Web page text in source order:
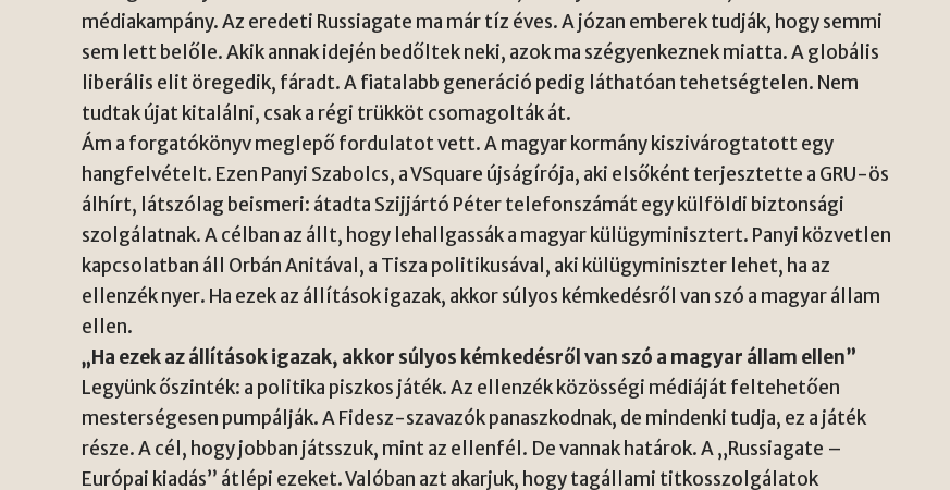
médiakampány. Az eredeti Russiagate ma már tíz éves. A józan emberek tudják, hogy semmi
sem lett belőle. Akik annak idején bedőltek neki, azok ma szégyenkeznek miatta. A globális
liberális elit öregedik, fáradt. A fiatalabb generáció pedig láthatóan tehetségtelen. Nem
tudtak újat kitalálni, csak a régi trükköt csomagolták át.
Ám a forgatókönyv meglepő fordulatot vett. A magyar kormány kiszivárogtatott egy
hangfelvételt. Ezen Panyi Szabolcs, a VSquare újságírója, aki elsőként terjesztette a GRU-ös
álhírt, látszólag beismeri: átadta Szijjártó Péter telefonszámát egy külföldi biztonsági
szolgálatnak. A célban az állt, hogy lehallgassák a magyar külügyminisztert. Panyi közvetlen
kapcsolatban áll Orbán Anitával, a Tisza politikusával, aki külügyminiszter lehet, ha az
ellenzék nyer. Ha ezek az állítások igazak, akkor súlyos kémkedésről van szó a magyar állam
ellen.
„Ha ezek az állítások igazak, akkor súlyos kémkedésről van szó a magyar állam ellen”
Legyünk őszinték: a politika piszkos játék. Az ellenzék közösségi médiáját feltehetően
mesterségesen pumpálják. A Fidesz-szavazók panaszkodnak, de mindenki tudja, ez a játék
része. A cél, hogy jobban játsszuk, mint az ellenfél. De vannak határok. A „Russiagate –
Európai kiadás” átlépi ezeket. Valóban azt akarjuk, hogy tagállami titkosszolgálatok